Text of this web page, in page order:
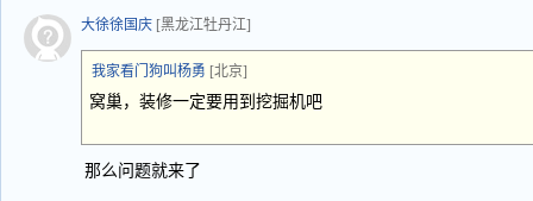
大徐徐国庆 [黑龙江牡丹江]
我家看门狗叫杨勇 [北京]
窝巢，装修一定要用到挖掘机吧
那么问题就来了